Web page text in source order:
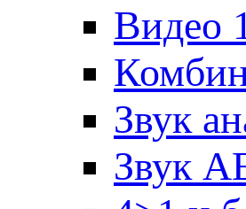
Видео
Звук
Звук